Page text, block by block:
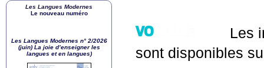
Les
sont disponibles
Les Langues Modernes
Le nouveau numéro
Les Langues Modernes n° 2/2026
(juin) La joie d’enseigner les
langues et en langues)